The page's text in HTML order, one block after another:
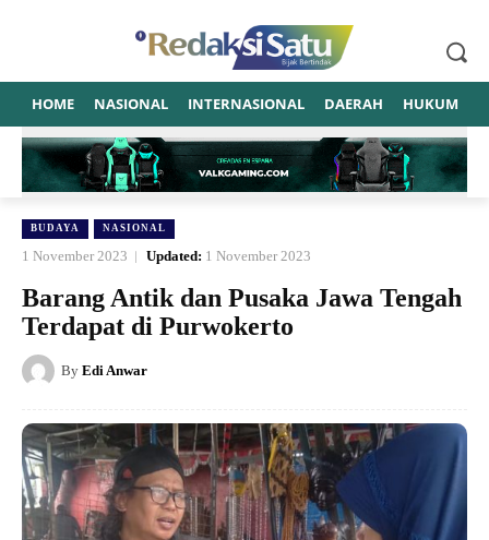
HOME NASIONAL INTERNASIONAL DAERAH HUKUM
BUDAYA NASIONAL
1 November 2023 Updated: 1 November 2023
Barang Antik dan Pusaka Jawa Tengah
Terdapat di Purwokerto
By Edi Anwar